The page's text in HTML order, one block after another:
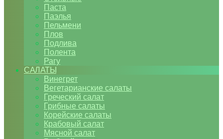
Паста
Паэлья
Пельмени
Плов
Подлива
Полента
Рагу
САЛАТЫ
Винегрет
Вегетарианские салаты
Греческий салат
Грибные салаты
Корейские салаты
Крабовый салат
Мясной салат